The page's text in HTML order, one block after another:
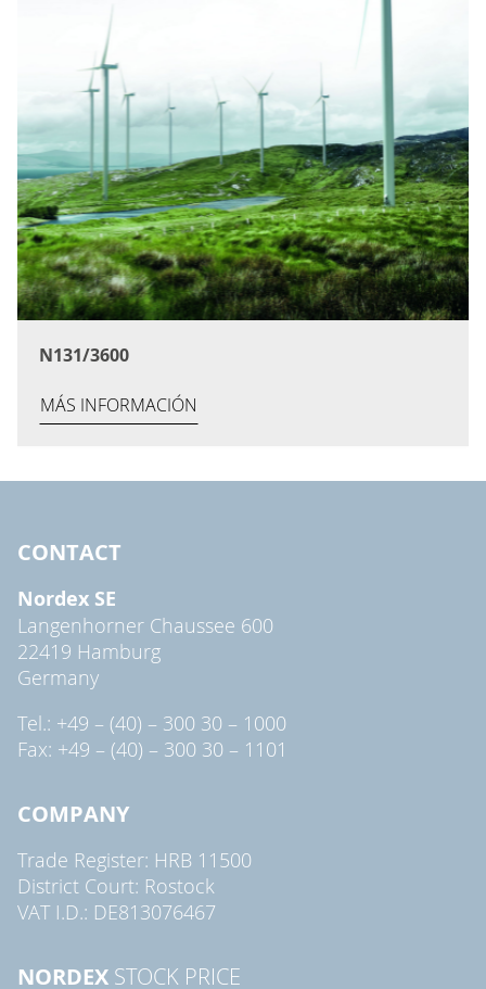
N131/3600
MÁS INFORMACIÓN
CONTACT
Nordex SE
Langenhorner Chaussee 600
22419 Hamburg
Germany
Tel.: +49 – (40) – 300 30 – 1000
Fax: +49 – (40) – 300 30 – 1101
COMPANY
Trade Register: HRB 11500
District Court: Rostock
VAT I.D.: DE813076467
NORDEX STOCK PRICE